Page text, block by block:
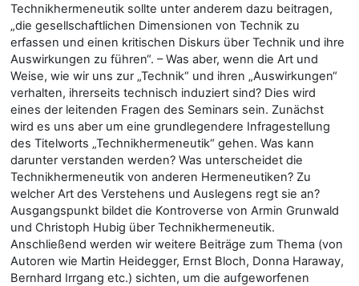
Technikhermeneutik sollte unter anderem dazu beitragen,
„die gesellschaftlichen Dimensionen von Technik zu
erfassen und einen kritischen Diskurs über Technik und ihre
Auswirkungen zu führen“. – Was aber, wenn die Art und
Weise, wie wir uns zur „Technik“ und ihren „Auswirkungen“
verhalten, ihrerseits technisch induziert sind? Dies wird
eines der leitenden Fragen des Seminars sein. Zunächst
wird es uns aber um eine grundlegendere Infragestellung
des Titelworts „Technikhermeneutik“ gehen. Was kann
darunter verstanden werden? Was unterscheidet die
Technikhermeneutik von anderen Hermeneutiken? Zu
welcher Art des Verstehens und Auslegens regt sie an?
Ausgangspunkt bildet die Kontroverse von Armin Grunwald
und Christoph Hubig über Technikhermeneutik.
Anschließend werden wir weitere Beiträge zum Thema (von
Autoren wie Martin Heidegger, Ernst Bloch, Donna Haraway,
Bernhard Irrgang etc.) sichten, um die aufgeworfenen